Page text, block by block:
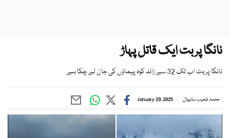
نانگا پربت ایک قاتل پہاڑ
نانگا پربت اب تک 32 سے زائد کوہ پیماؤں کی جان لے چکا ہے
محمد شعیب ساہیوال January 29, 2025